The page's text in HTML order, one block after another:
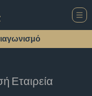
Εταιρεία